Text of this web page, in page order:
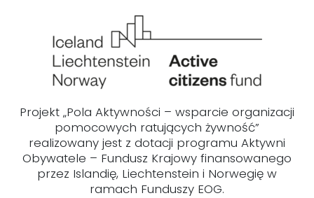
Projekt „Pola Aktywności – wsparcie organizacji
pomocowych ratujących żywność”
realizowany jest z dotacji programu Aktywni
Obywatele – Fundusz Krajowy finansowanego
przez Islandię, Liechtenstein i Norwegię w
ramach Funduszy EOG.